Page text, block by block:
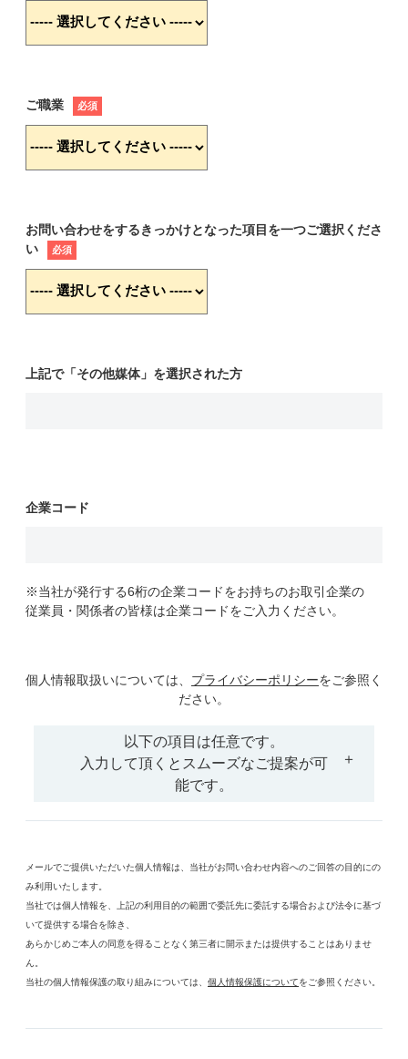
ご職業 必須
お問い合わせをするきっかけとなった項目を一つご選択くださ
い
必須
上記で「その他媒体」を選択された方
企業コード
※当社が発行する6桁の企業コードをお持ちのお取引企業の
従業員・関係者の皆様は企業コードをご入力ください。
個人情報取扱いについては、 プライバシーポリシーをご参照く
ださい。
以下の項目は任意です。
入力して頂くとスムーズなご提案が可
能です。
メールでご提供いただいた個人情報は、当社がお問い合わせ内容へのご回答の目的にの
み利用いたします。
当社では個人情報を、上記の利用目的の範囲で委託先に委託する場合および法令に基づ
いて提供する場合を除き、
あらかじめご本人の同意を得ることなく第三者に開示または提供することはありませ
ん。
当社の個人情報保護の取り組みについては、 個人情報保護についてをご参照ください。